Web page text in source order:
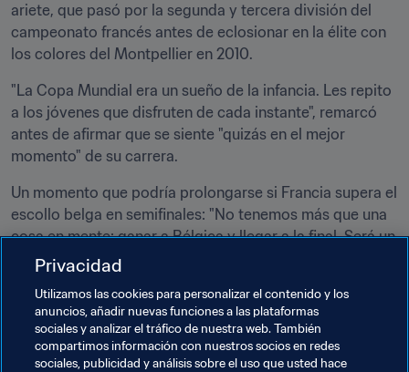
ariete, que pasó por la segunda y tercera división del
campeonato francés antes de eclosionar en la élite con
los colores del Montpellier en 2010.
"La Copa Mundial era un sueño de la infancia. Les repito
a los jóvenes que disfruten de cada instante", remarcó
antes de afirmar que se siente "quizás en el mejor
momento" de su carrera.
Un momento que podría prolongarse si Francia supera el
escollo belga en semifinales: "No tenemos más que una
cosa en mente: ganar a Bélgica y llegar a la final. Será un
partido muy bonito", anunció el artillero de los
Eden Hazard, "un genio que forma parte de los tres
mejores con los que he jugado" y Thibault Courtois, "un
gran guardameta con una envergadura impresionante".
Privacidad
Utilizamos las cookies para personalizar el contenido y los
anuncios, añadir nuevas funciones a las plataformas
sociales y analizar el tráfico de nuestra web. También
compartimos información con nuestros socios en redes
sociales, publicidad y análisis sobre el uso que usted hace